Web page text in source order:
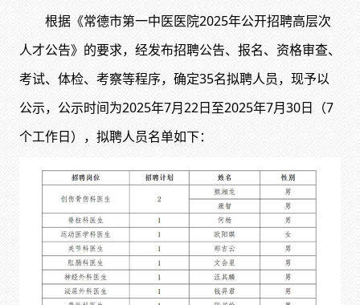
根据《常德市第一中医医院2025年公开招聘高层次
人才公告》的要求，经发布招聘公告、报名、资格审查、
考试、体检、考察等程序，确定35名拟聘人员，现予以
公示，公示时间为2025年7月22日至2025年7月30日（7
个工作日），拟聘人员名单如下：